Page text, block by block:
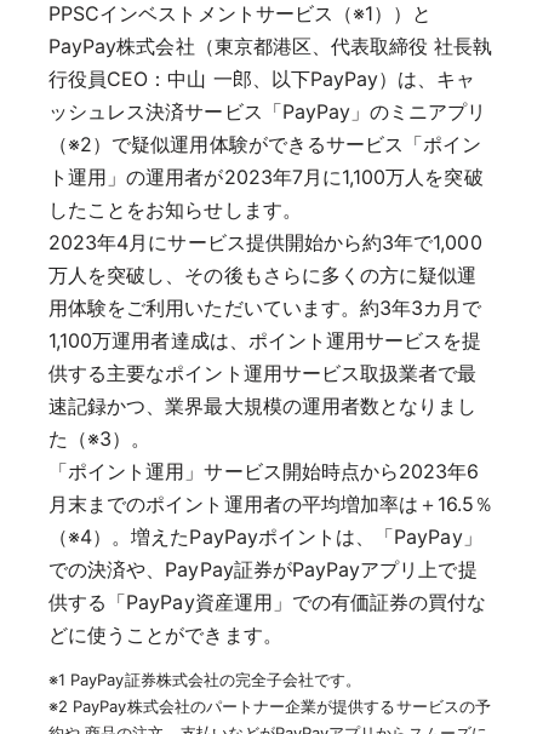
PPSCインベストメントサービス（※1））と
PayPay株式会社（東京都港区、代表取締役 社長執
行役員CEO：中山 一郎、以下PayPay）は、キャ
ッシュレス決済サービス「PayPay」のミニアプリ
（※2）で疑似運用体験ができるサービス「ポイン
ト運用」の運用者が2023年7月に1,100万人を突破
したことをお知らせします。
2023年4月にサービス提供開始から約3年で1,000
万人を突破し、その後もさらに多くの方に疑似運
用体験をご利用いただいています。約3年3カ月で
1,100万運用者達成は、ポイント運用サービスを提
供する主要なポイント運用サービス取扱業者で最
速記録かつ、業界最大規模の運用者数となりまし
た（※3）。
「ポイント運用」サービス開始時点から2023年6
月末までのポイント運用者の平均増加率は＋16.5％
（※4）。増えたPayPayポイントは、「PayPay」
での決済や、PayPay証券がPayPayアプリ上で提
供する「PayPay資産運用」での有価証券の買付な
どに使うことができます。
※1 PayPay証券株式会社の完全子会社です。
※2 PayPay株式会社のパートナー企業が提供するサービスの予